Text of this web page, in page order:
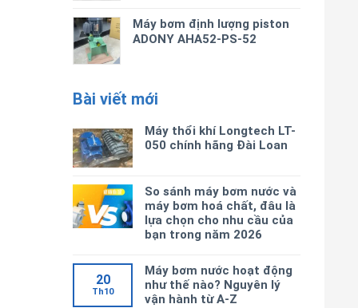
Máy bơm định lượng piston
ADONY AHA52-PS-52
Bài viết mới
Máy thổi khí Longtech LT-
050 chính hãng Đài Loan
So sánh máy bơm nước và
máy bơm hoá chất, đâu là
lựa chọn cho nhu cầu của
bạn trong năm 2026
20
Th10
Máy bơm nước hoạt động
như thế nào? Nguyên lý
vận hành từ A-Z